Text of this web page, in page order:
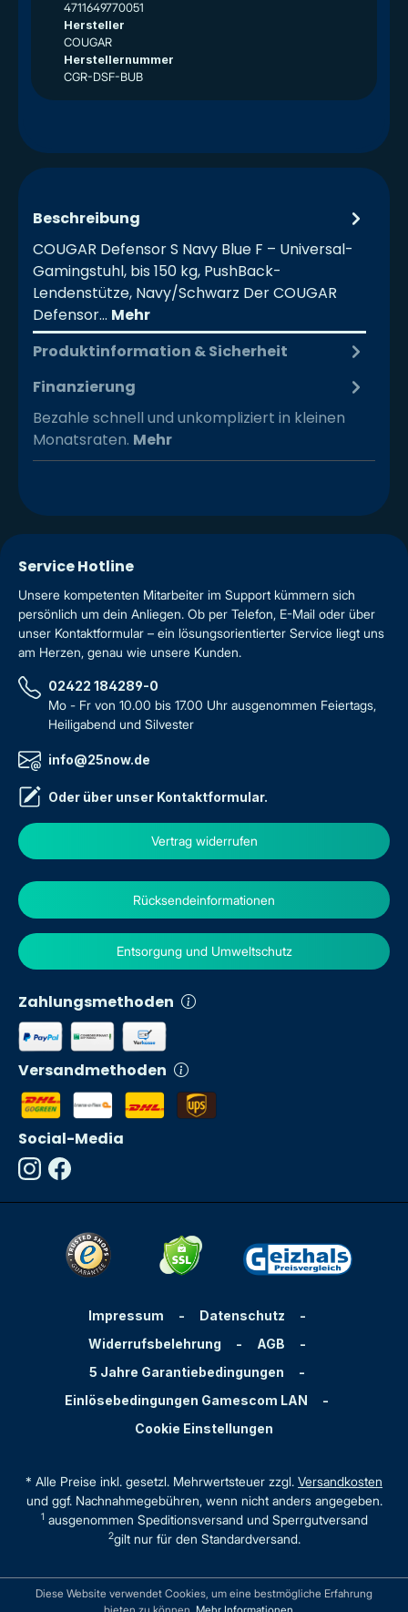
4711649770051
Hersteller
COUGAR
Herstellernummer
CGR-DSF-BUB
Beschreibung
COUGAR Defensor S Navy Blue F – Universal-
Gamingstuhl, bis 150 kg, PushBack-
Lendenstütze, Navy/Schwarz Der COUGAR
Defensor… Mehr
Produktinformation & Sicherheit
Finanzierung
Bezahle schnell und unkompliziert in kleinen
Monatsraten. Mehr
Service Hotline
Unsere kompetenten Mitarbeiter im Support kümmern sich
persönlich um dein Anliegen. Ob per Telefon, E-Mail oder über
unser Kontaktformular – ein lösungsorientierter Service liegt uns
am Herzen, genau wie unsere Kunden.
02422 184289-0
Mo - Fr von 10.00 bis 17.00 Uhr ausgenommen Feiertags,
Heiligabend und Silvester
info@25now.de
Oder über unser Kontaktformular.
Vertrag widerrufen
Zahlungsmethoden
Versandmethoden
Rücksendeinformationen
Entsorgung und Umweltschutz
Social-Media
Impressum - Datenschutz
-
Widerrufsbelehrung
- AGB
-
5 Jahre Garantiebedingungen
-
Einlösebedingungen Gamescom LAN
-
Cookie Einstellungen
* Alle Preise inkl. gesetzl. Mehrwertsteuer zzgl. Versandkosten
und ggf. Nachnahmegebühren, wenn nicht anders angegeben.
1ausgenommen Speditionsversand und Sperrgutversand
2gilt nur für den Standardversand.
Diese Website verwendet Cookies, um eine bestmögliche Erfahrung